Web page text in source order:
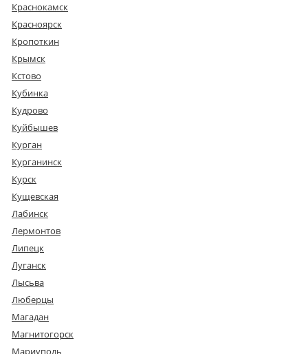
Краснокамск
Красноярск
Кропоткин
Крымск
Кстово
Кубинка
Кудрово
Куйбышев
Курган
Курганинск
Курск
Кущевская
Лабинск
Лермонтов
Липецк
Луганск
Лысьва
Люберцы
Магадан
Магнитогорск
Мариуполь